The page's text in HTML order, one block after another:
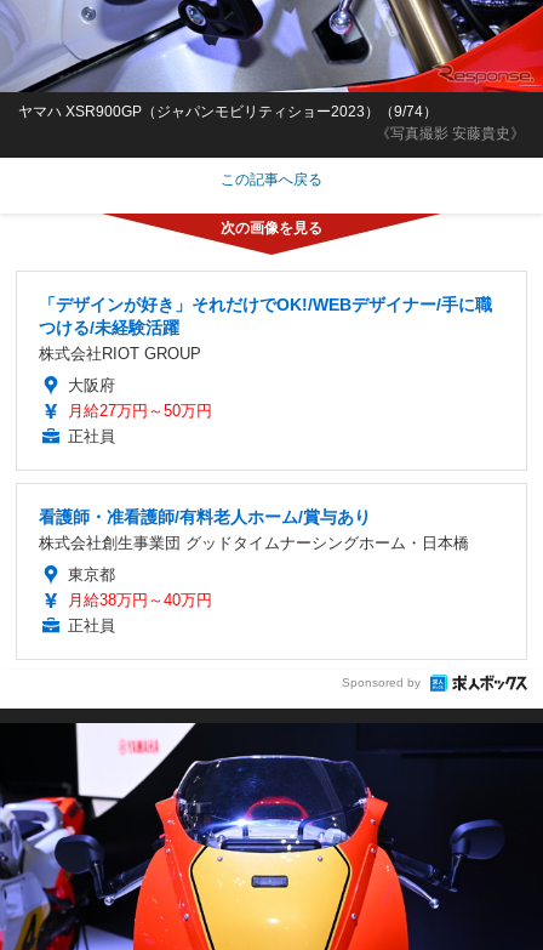
《写真撮影 安藤貴史》
ヤマハ XSR900GP（ジャパンモビリティショー2023）（9/74）
この記事へ戻る
「デザインが好き」それだけでOK!/WEBデザイナー/手に職
つける/未経験活躍
株式会社RIOT GROUP
大阪府
月給27万円～50万円
正社員
看護師・准看護師/有料老人ホーム/賞与あり
株式会社創生事業団 グッドタイムナーシングホーム・日本橋
東京都
月給38万円～40万円
正社員
Sponsored by